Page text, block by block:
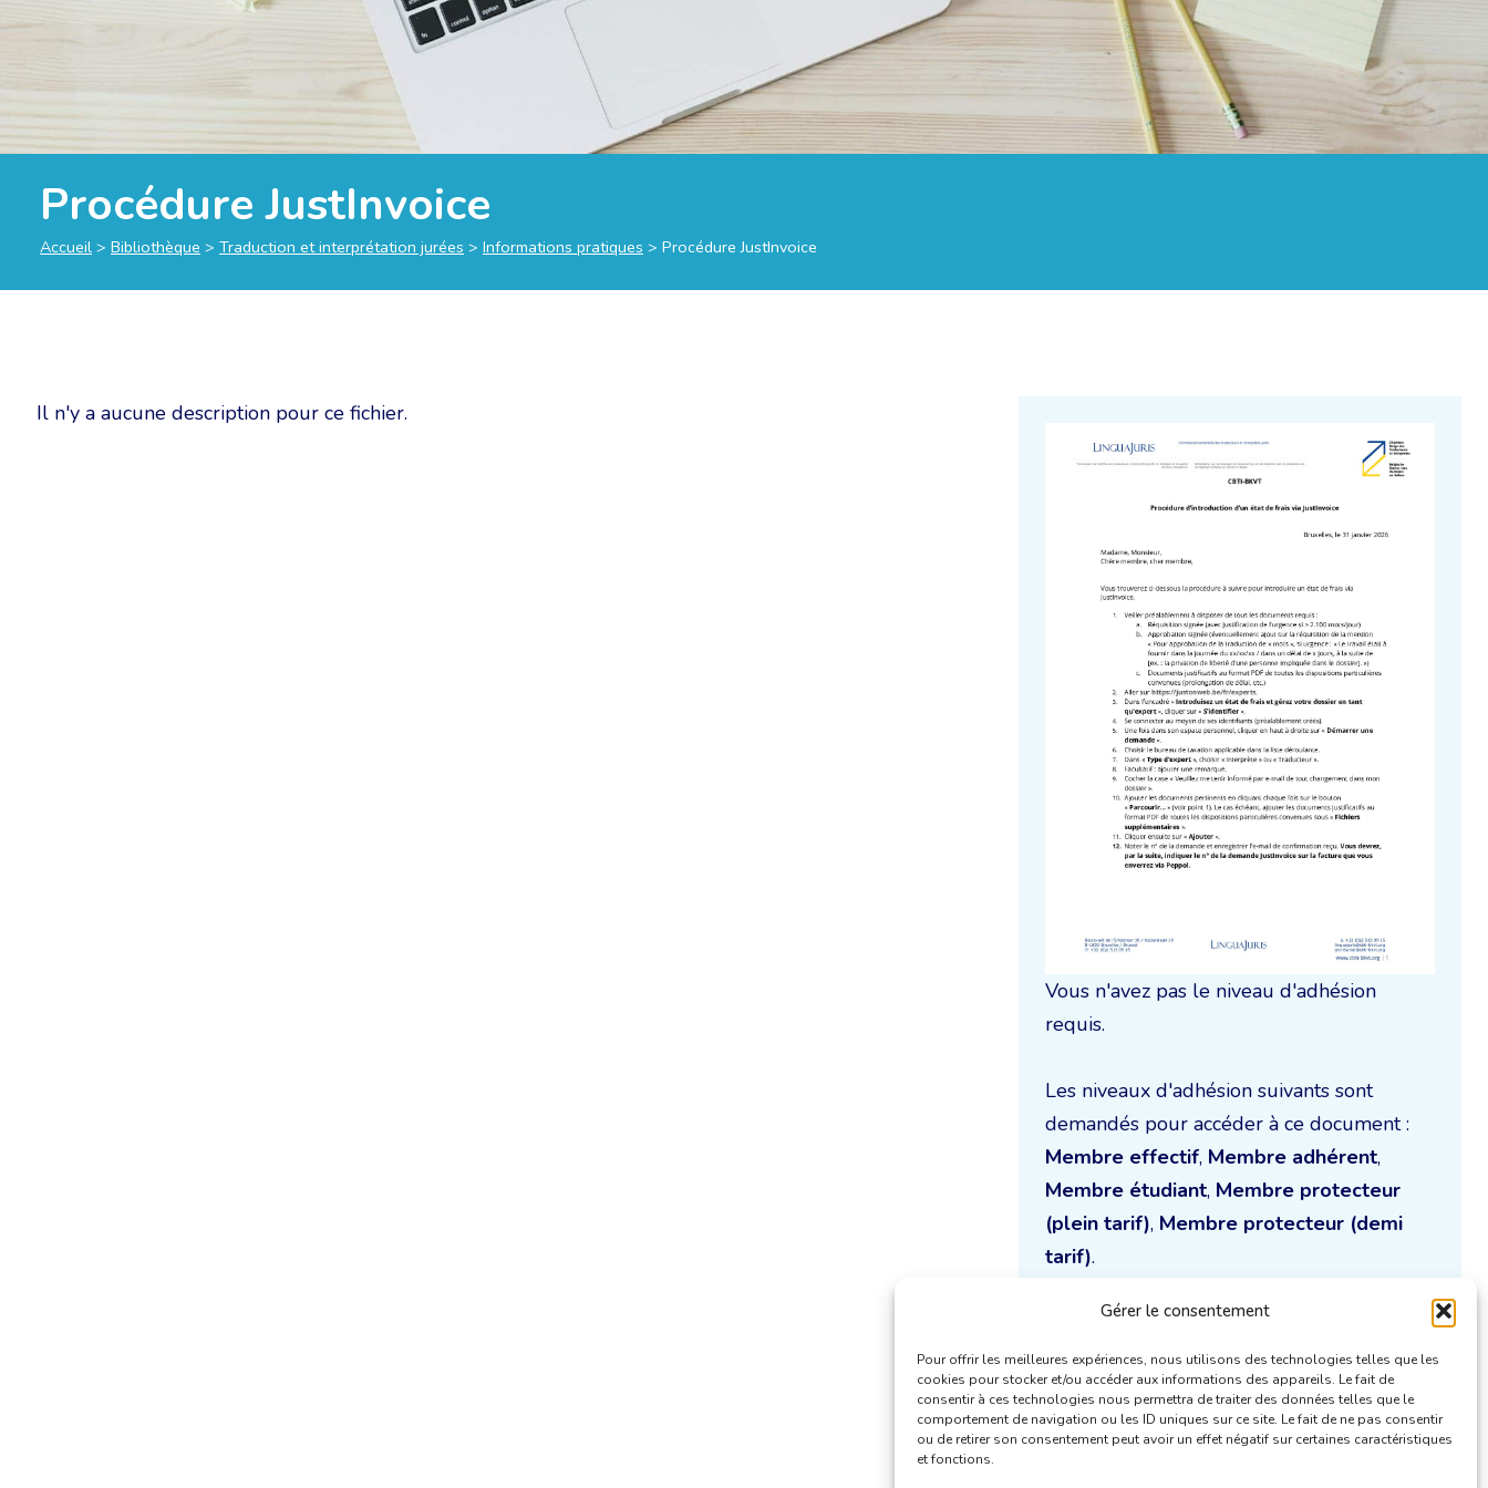
Gérer le consentement
Pour offrir les meilleures expériences, nous utilisons des technologies telles que les
cookies pour stocker et/ou accéder aux informations des appareils. Le fait de
consentir à ces technologies nous permettra de traiter des données telles que le
comportement de navigation ou les ID uniques sur ce site. Le fait de ne pas consentir
ou de retirer son consentement peut avoir un effet négatif sur certaines caractéristiques
et fonctions.
Procédure JustInvoice
Accueil > Bibliothèque > Traduction et interprétation jurées > Informations pratiques > Procédure JustInvoice
Il n'y a aucune description pour ce fichier.
Vous n'avez pas le niveau d'adhésion
requis.
Les niveaux d'adhésion suivants sont
demandés pour accéder à ce document :
Membre effectif, Membre adhérent,
Membre étudiant, Membre protecteur
(plein tarif), Membre protecteur (demi
tarif).